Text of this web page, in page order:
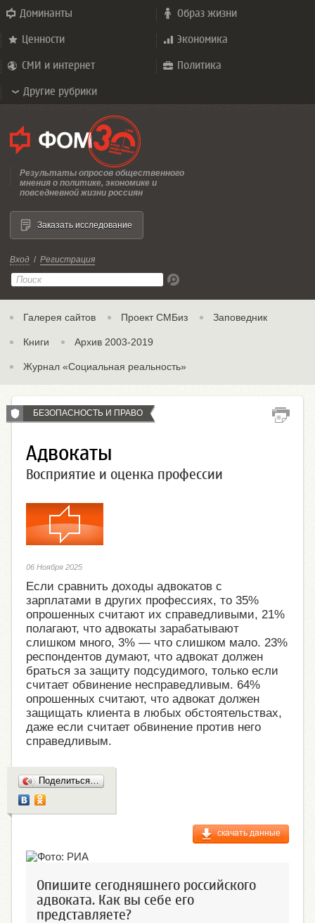
Доминанты Образ жизни
Ценности Экономика
СМИ и интернет Политика
Другие рубрики
Результаты опросов общественного
мнения о политике, экономике и
повседневной жизни россиян
Вход / Регистрация
Галерея сайтов Проект СМБиз Заповедник
Книги Архив 2003-2019
Журнал «Социальная реальность»
Заказать исследование
БЕЗОПАСНОСТЬ И ПРАВО
Адвокаты
Восприятие и оценка профессии
06 Ноября 2025
Если сравнить доходы адвокатов с
зарплатами в других профессиях, то 35%
опрошенных считают их справедливыми, 21%
полагают, что адвокаты зарабатывают
слишком много, 3% — что слишком мало. 23%
респондентов думают, что адвокат должен
браться за защиту подсудимого, только если
считает обвинение несправедливым. 64%
опрошенных считают, что адвокат должен
защищать клиента в любых обстоятельствах,
даже если считает обвинение против него
справедливым.
скачать данные
Опишите сегодняшнего российского
адвоката. Как вы себе его
представляете?
Поделиться…